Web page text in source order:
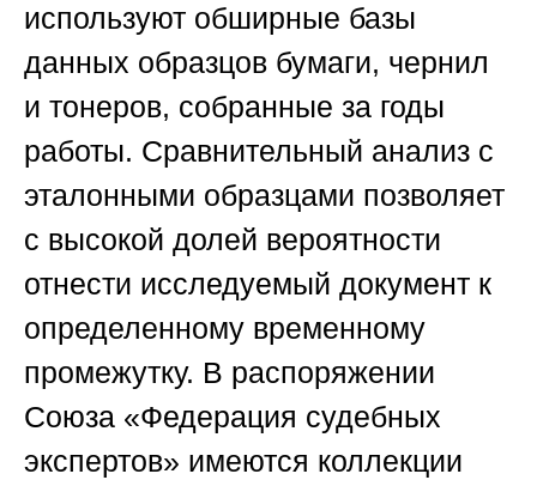
используют обширные базы
данных образцов бумаги, чернил
и тонеров, собранные за годы
работы. Сравнительный анализ с
эталонными образцами позволяет
с высокой долей вероятности
отнести исследуемый документ к
определенному временному
промежутку. В распоряжении
Союза «Федерация судебных
экспертов» имеются коллекции